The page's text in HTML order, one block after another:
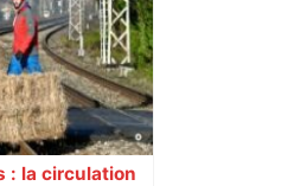
: la circulation